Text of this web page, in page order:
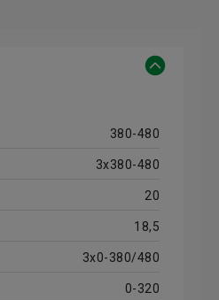
380-480
3x380-480
20
18,5
3x0-380/480
0-320